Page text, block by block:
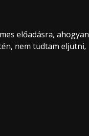
előadásra, ahogyan
nem tudtam eljutni,